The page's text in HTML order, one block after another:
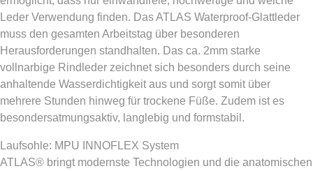
Leder Verwendung finden. Das ATLAS Waterproof-Glattleder
muss den gesamten Arbeitstag über besonderen
Herausforderungen standhalten. Das ca. 2mm starke
vollnarbige Rindleder zeichnet sich besonders durch seine
anhaltende Wasserdichtigkeit aus und sorgt somit über
mehrere Stunden hinweg für trockene Füße. Zudem ist es
besondersatmungsaktiv, langlebig und formstabil.
Laufsohle: MPU INNOFLEX System
ATLAS® bringt modernste Technologien und die anatomischen